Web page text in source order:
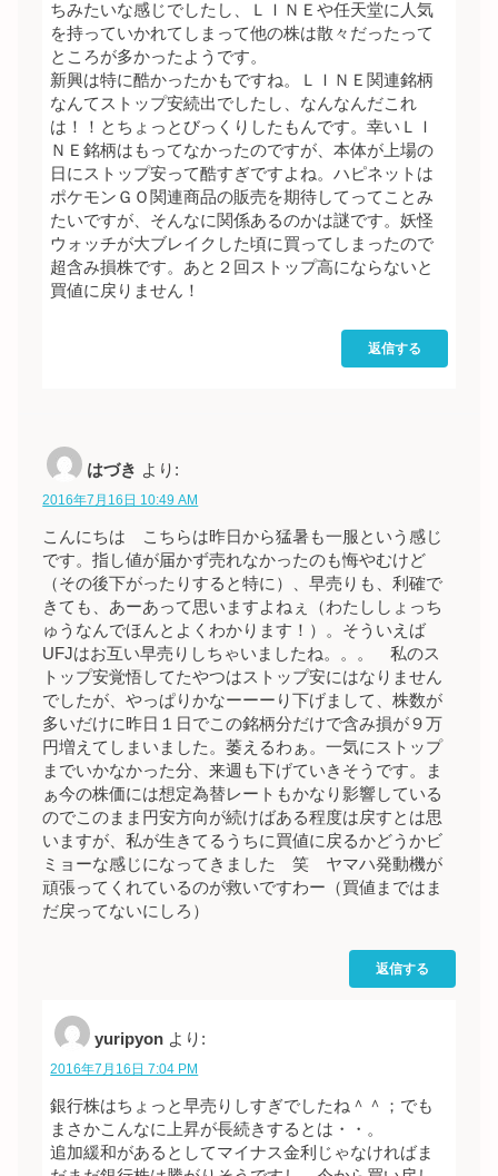
ちみたいな感じでしたし、ＬＩＮＥや任天堂に人気
を持っていかれてしまって他の株は散々だったって
ところが多かったようです。
新興は特に酷かったかもですね。ＬＩＮＥ関連銘柄
なんてストップ安続出でしたし、なんなんだこれ
は！！とちょっとびっくりしたもんです。幸いＬＩ
ＮＥ銘柄はもってなかったのですが、本体が上場の
日にストップ安って酷すぎですよね。ハピネットは
ポケモンＧＯ関連商品の販売を期待してってことみ
たいですが、そんなに関係あるのかは謎です。妖怪
ウォッチが大ブレイクした頃に買ってしまったので
超含み損株です。あと２回ストップ高にならないと
買値に戻りません！
返信する
はづき より:
2016年7月16日 10:49 AM
こんにちは こちらは昨日から猛暑も一服という感じ
です。指し値が届かず売れなかったのも悔やむけど
（その後下がったりすると特に）、早売りも、利確で
きても、あーあって思いますよねぇ（わたししょっち
ゅうなんでほんとよくわかります！）。そういえば
UFJはお互い早売りしちゃいましたね。。。 私のス
トップ安覚悟してたやつはストップ安にはなりません
でしたが、やっぱりかなーーーり下げまして、株数が
多いだけに昨日１日でこの銘柄分だけで含み損が９万
円増えてしまいました。萎えるわぁ。一気にストップ
までいかなかった分、来週も下げていきそうです。ま
ぁ今の株価には想定為替レートもかなり影響している
のでこのまま円安方向が続けばある程度は戻すとは思
いますが、私が生きてるうちに買値に戻るかどうかビ
ミョーな感じになってきました 笑 ヤマハ発動機が
頑張ってくれているのが救いですわー（買値まではま
だ戻ってないにしろ）
返信する
yuripyon より:
2016年7月16日 7:04 PM
銀行株はちょっと早売りしすぎでしたね＾＾；でも
まさかこんなに上昇が長続きするとは・・。
追加緩和があるとしてマイナス金利じゃなければま